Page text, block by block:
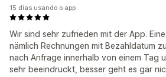
Wir sind sehr zufrieden mit der App.
nämlich Rechnungen mit Bezahldatum
nach Anfrage innerhalb von einem Tag
sehr beeindruckt, besser geht es gar
15 dias usando o app